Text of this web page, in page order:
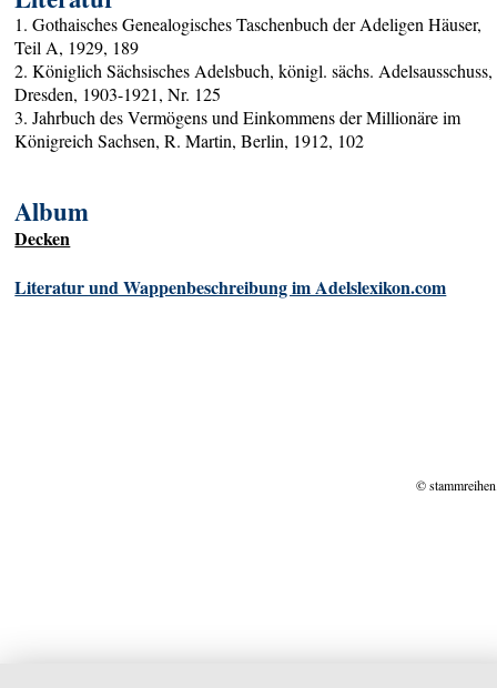
1. Gothaisches Genealogisches Taschenbuch der Adeligen Häuser,
Teil A, 1929, 189
2. Königlich Sächsisches Adelsbuch, königl. sächs. Adelsausschuss,
Dresden, 1903-1921, Nr. 125
3. Jahrbuch des Vermögens und Einkommens der Millionäre im
Königreich Sachsen, R. Martin, Berlin, 1912, 102
Album
Decken
Literatur und Wappenbeschreibung im Adelslexikon.com
©